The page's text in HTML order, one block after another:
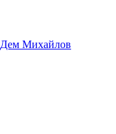
Дем Михайлов